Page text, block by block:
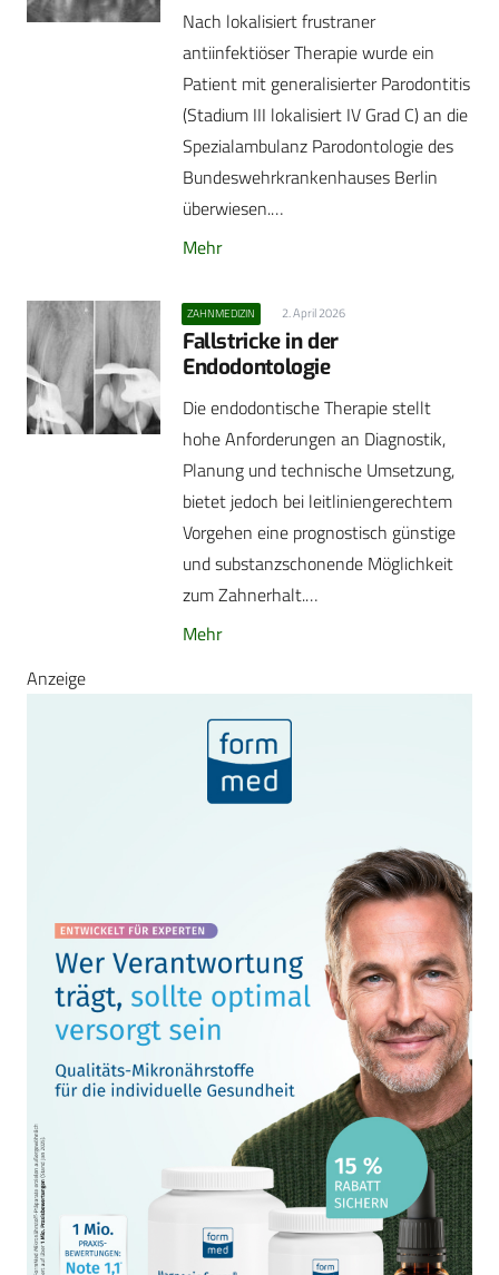
Nach lokalisiert frustraner
antiinfektiöser Therapie wurde ein
Patient mit generalisierter Parodontitis
(Stadium III lokalisiert IV Grad C) an die
Spezialambulanz Parodontologie des
Bundeswehrkrankenhauses Berlin
überwiesen.…
Mehr
ZAHNMEDIZIN 2. April 2026
Fallstricke in der
Endodontologie
Die endodontische Therapie stellt
hohe Anforderungen an Diagnostik,
Planung und technische Umsetzung,
bietet jedoch bei leitliniengerechtem
Vorgehen eine prognostisch günstige
und substanzschonende Möglichkeit
zum Zahnerhalt.…
Mehr
Anzeige